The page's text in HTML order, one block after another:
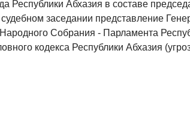
Республики Абхазия в составе
заседании представление
Собрания - Парламента
кодекса Республики Абхазия